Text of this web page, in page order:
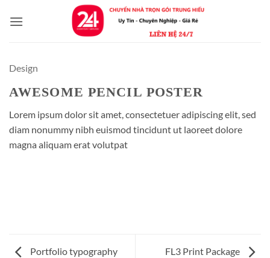
qua
Design
AWESOME PENCIL POSTER
Lorem ipsum dolor sit amet, consectetuer adipiscing elit, sed
diam nonummy nibh euismod tincidunt ut laoreet dolore
magna aliquam erat volutpat
Portfolio typography FL3 Print Package